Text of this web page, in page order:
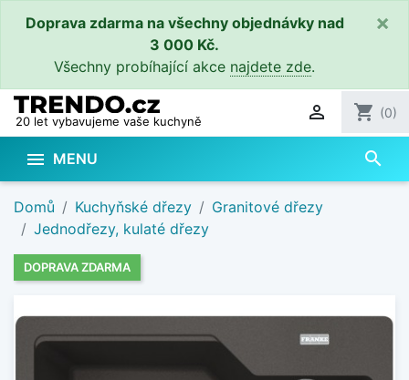
Doprava zdarma na všechny objednávky nad
3 000 Kč.
Všechny probíhající akce najdete zde.
×
20 let vybavujeme vaše kuchyně  shopping_cart (0)
 MENU search
Domů Kuchyňské dřezy
Granitové dřezy
Jednodřezy, kulaté dřezy
DOPRAVA ZDARMA